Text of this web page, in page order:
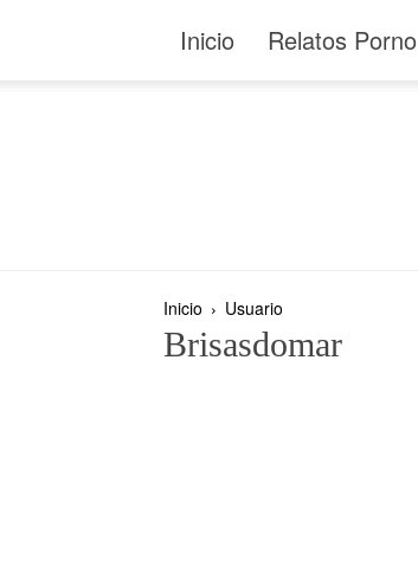
Inicio Relatos Porno
Inicio Usuario
Brisasdomar